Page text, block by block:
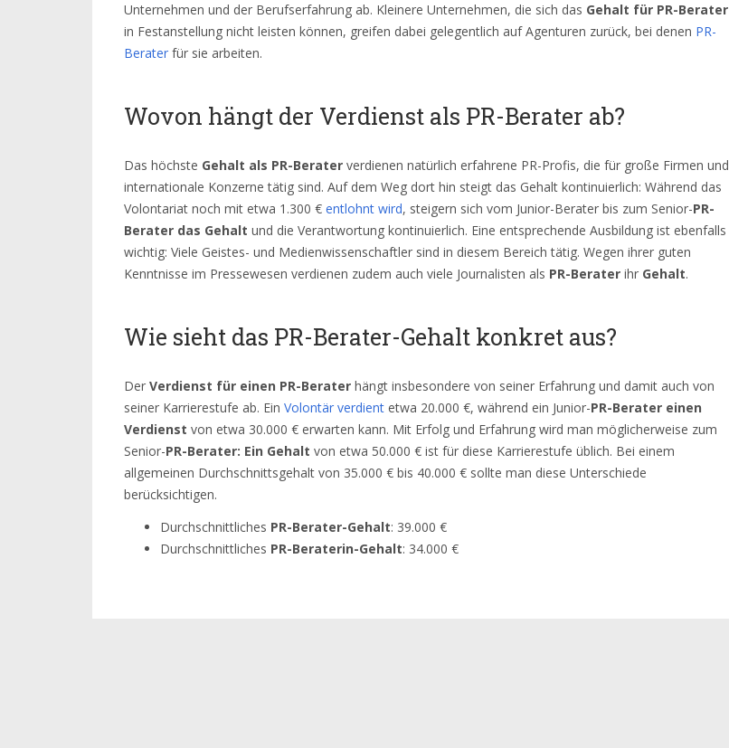
Unternehmen und der Berufserfahrung ab. Kleinere Unternehmen, die sich das Gehalt für PR-Berater
in Festanstellung nicht leisten können, greifen dabei gelegentlich auf Agenturen zurück, bei denen PR-
Berater für sie arbeiten.
Wovon hängt der Verdienst als PR-Berater ab?
Das höchste Gehalt als PR-Berater verdienen natürlich erfahrene PR-Profis, die für große Firmen und
internationale Konzerne tätig sind. Auf dem Weg dort hin steigt das Gehalt kontinuierlich: Während das
Volontariat noch mit etwa 1.300 € entlohnt wird, steigern sich vom Junior-Berater bis zum Senior-PR-
Berater das Gehalt und die Verantwortung kontinuierlich. Eine entsprechende Ausbildung ist ebenfalls
wichtig: Viele Geistes- und Medienwissenschaftler sind in diesem Bereich tätig. Wegen ihrer guten
Kenntnisse im Pressewesen verdienen zudem auch viele Journalisten als PR-Berater ihr Gehalt.
Wie sieht das PR-Berater-Gehalt konkret aus?
Der Verdienst für einen PR-Berater hängt insbesondere von seiner Erfahrung und damit auch von
seiner Karrierestufe ab. Ein Volontär verdient etwa 20.000 €, während ein Junior-PR-Berater einen
Verdienst von etwa 30.000 € erwarten kann. Mit Erfolg und Erfahrung wird man möglicherweise zum
Senior-PR-Berater: Ein Gehalt von etwa 50.000 € ist für diese Karrierestufe üblich. Bei einem
allgemeinen Durchschnittsgehalt von 35.000 € bis 40.000 € sollte man diese Unterschiede
berücksichtigen.
Durchschnittliches PR-Berater-Gehalt: 39.000 €
Durchschnittliches PR-Beraterin-Gehalt: 34.000 €